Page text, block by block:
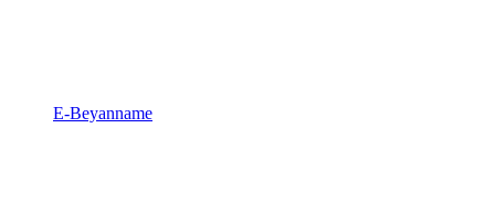
E-Beyanname